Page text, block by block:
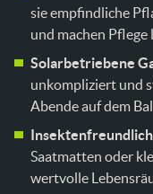
sie empfindliche
und machen Pflege
Solarbetriebene
unkompliziert und
Abende auf dem
Saatmatten oder
wertvolle